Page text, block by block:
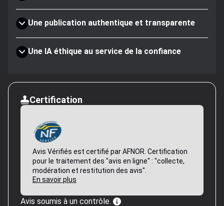
Une publication authentique et transparente
Une IA éthique au service de la confiance
Certification
Avis Vérifiés est certifié par AFNOR. Certification
pour le traitement des "avis en ligne" : "collecte,
modération et restitution des avis".
En savoir plus
Avis soumis à un contrôle.